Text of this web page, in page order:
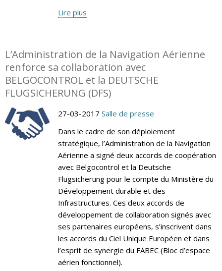
Lire plus
L’Administration de la Navigation Aérienne
renforce sa collaboration avec
BELGOCONTROL et la DEUTSCHE
FLUGSICHERUNG (DFS)
27-03-2017 Salle de presse
Dans le cadre de son déploiement
stratégique, l’Administration de la Navigation
Aérienne a signé deux accords de coopération
avec Belgocontrol et la Deutsche
Flugsicherung pour le compte du Ministère du
Développement durable et des
Infrastructures. Ces deux accords de
développement de collaboration signés avec
ses partenaires européens, s’inscrivent dans
les accords du Ciel Unique Européen et dans
l’esprit de synergie du FABEC (Bloc d’espace
aérien fonctionnel).